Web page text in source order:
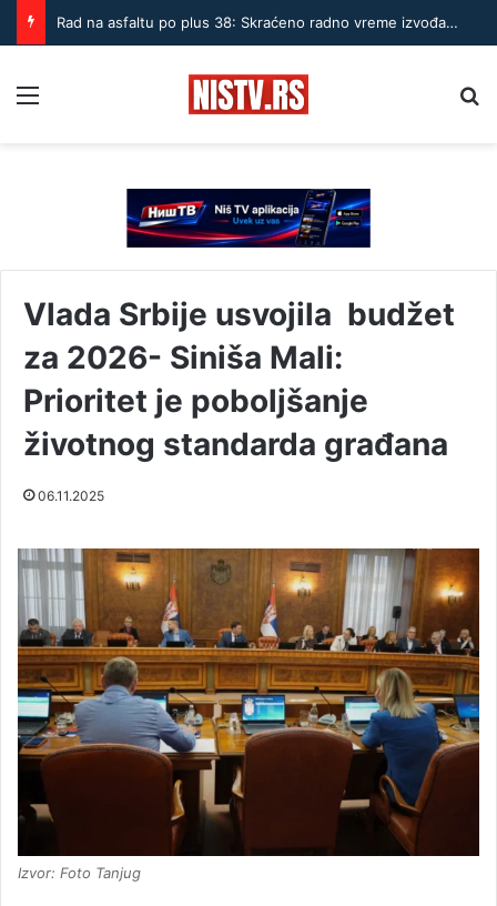
Rad na asfaltu po plus 38: Skraćeno radno vreme izvođača u Nišu
Vlada Srbije usvojila budžet
za 2026- Siniša Mali:
Prioritet je poboljšanje
životnog standarda građana
06.11.2025
Izvor: Foto Tanjug